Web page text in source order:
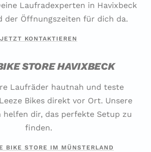
Laufradexperten in Havixbeck
der Öffnungszeiten für dich da.
JETZT KONTAKTIEREN
STORE HAVIXBECK
Laufräder hautnah und teste
Bikes direkt vor Ort. Unsere
helfen dir, das perfekte Setup zu
finden.
BIKE STORE IM MÜNSTERLAND